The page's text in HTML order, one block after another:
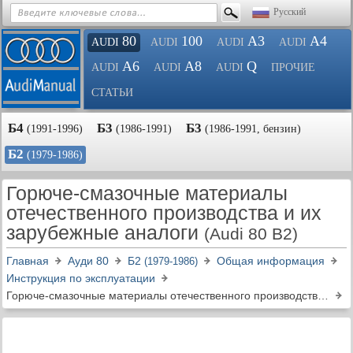
Русский
AUDI 80 AUDI 100 AUDI A3 AUDI A4
AUDI A6 AUDI A8 AUDI Q ПРОЧИЕ
СТАТЬИ
Б4 (1991-1996) Б3 (1986-1991) Б3 (1986-1991, бензин)
Б2 (1979-1986)
Горюче-смазочные материалы
отечественного производства и их
зарубежные аналоги (Audi 80 B2)
Главная Ауди 80 Б2 (1979-1986)
Общая информация
Инструкция по эксплуатации